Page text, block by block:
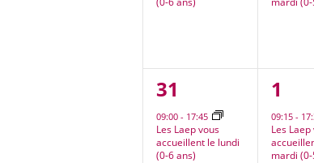
1
évènement,
31
09:00- 17:45
Les Laep vous
accueillent le lundi
(0-6 ans)
1
1
09:15 -
Les Laep
mardi